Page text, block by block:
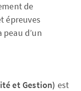
de
épreuves
d’un
et Gestion) est